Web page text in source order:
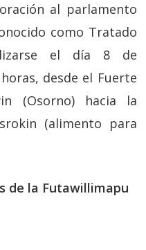
al parlamento
como Tratado
el día 8 de
desde el Fuerte
(Osorno) hacia la
(alimento para
de la Futawillimapu